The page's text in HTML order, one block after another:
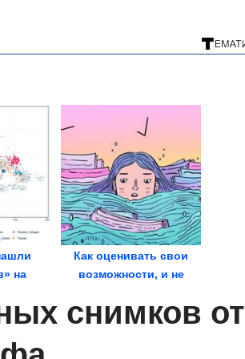
на
Как оценивать свои
возможности, и не
снимков от